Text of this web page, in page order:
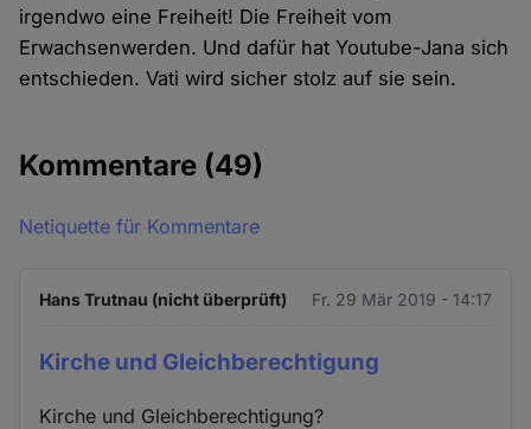
irgendwo eine Freiheit! Die Freiheit vom
Erwachsenwerden. Und dafür hat Youtube-Jana sich
entschieden. Vati wird sicher stolz auf sie sein.
Kommentare (49)
Netiquette für Kommentare
Hans Trutnau (nicht überprüft) Fr. 29 Mär 2019 - 14:17
Kirche und Gleichberechtigung
Kirche und Gleichberechtigung?